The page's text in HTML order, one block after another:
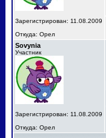
Зарегистрирован: 11.08.2009
Откуда: Орел
Sovynia
Участник
Зарегистрирован: 11.08.2009
Откуда: Орел